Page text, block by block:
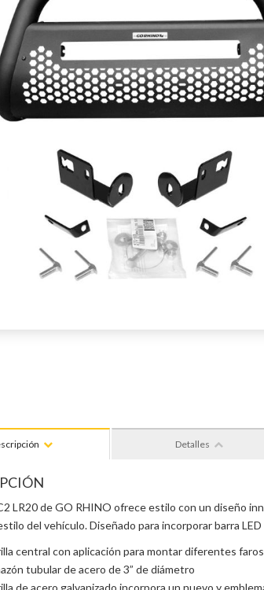
Detalles
LR20 de GO RHINO ofrece estilo con un diseño
del vehículo. Diseñado para incorporar barra LED
central con aplicación para montar diferentes
tubular de acero de 3” de diámetro
de acero galvanizado incorpora un nuevo y